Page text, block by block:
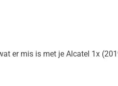
er mis is met je Alcatel 1x